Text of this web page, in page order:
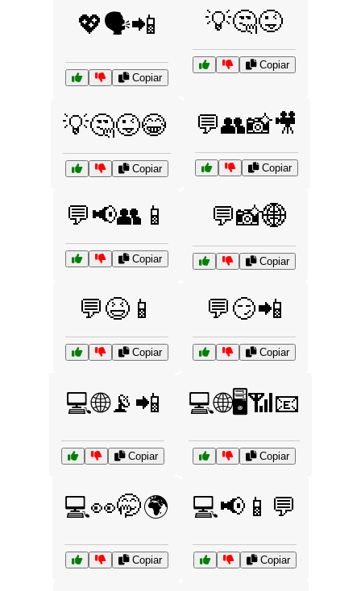
💖🗣️📲
Copiar
💡🤔😜
Copiar
💡🤔😜😂
Copiar
💬👥📸🎥
Copiar
💬📢👥📱
Copiar
💬📸🌐
Copiar
💬😆📱
Copiar
💬😏📲
Copiar
💻🌐📡📲
Copiar
💻🌐🖥️📶📧
Copiar
💻👀🤭🌍
Copiar
💻📢📱💬
Copiar